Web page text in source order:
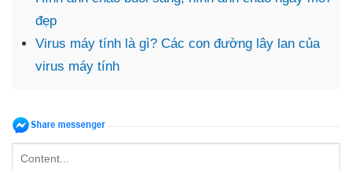
đẹp
Virus máy tính là gì? Các con đường lây lan của
virus máy tính